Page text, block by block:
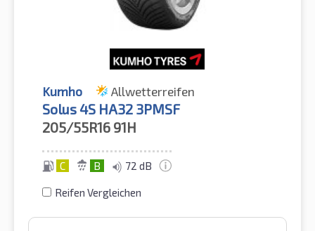
Kumho Allwetterreifen
Solus 4S HA32 3PMSF
205/55R16 91H
C B 72 dB
Reifen Vergleichen